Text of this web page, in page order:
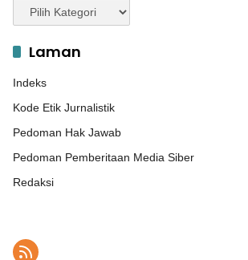
Kategori
Laman
Indeks
Kode Etik Jurnalistik
Pedoman Hak Jawab
Pedoman Pemberitaan Media Siber
Redaksi